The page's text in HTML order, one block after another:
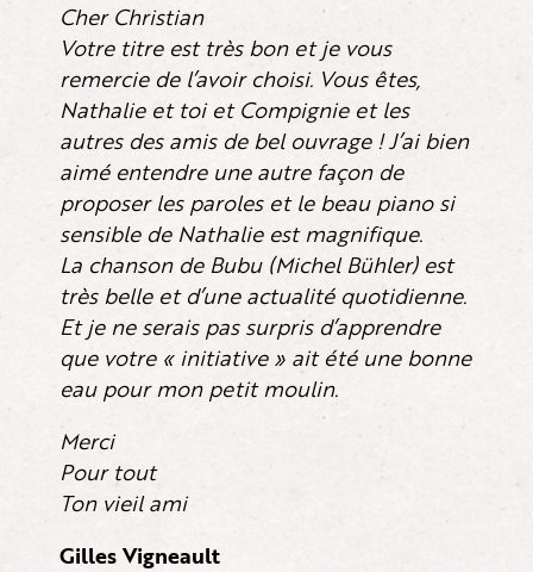
Cher Christian
Votre titre est très bon et je vous
remercie de l’avoir choisi. Vous êtes,
Nathalie et toi et Compignie et les
autres des amis de bel ouvrage ! J’ai bien
aimé entendre une autre façon de
proposer les paroles et le beau piano si
sensible de Nathalie est magnifique.
La chanson de Bubu (Michel Bühler) est
très belle et d’une actualité quotidienne.
Et je ne serais pas surpris d’apprendre
que votre « initiative » ait été une bonne
eau pour mon petit moulin.
Merci
Pour tout
Ton vieil ami
Gilles Vigneault